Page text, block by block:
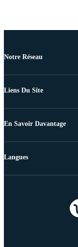
Notre Réseau
Liens Du Site
En Savoir Davantage
Langues